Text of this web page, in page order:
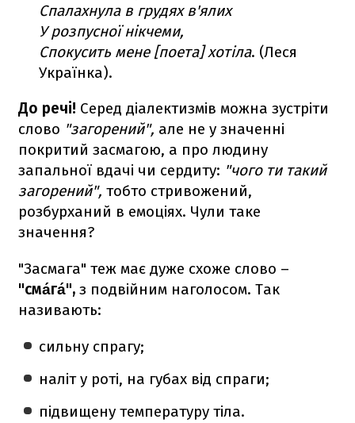
Спалахнула в грудях в'ялих
У розпусної нікчеми,
Спокусить мене [поета] хотіла. (Леся
Українка).
До речі! Серед діалектизмів можна зустріти
слово "загорений", але не у значенні
покритий засмагою, а про людину
запальної вдачі чи сердиту: "чого ти такий
загорений", тобто стривожений,
розбурханий в емоціях. Чули таке
значення?
"Засмага" теж має дуже схоже слово –
"сма́га́", з подвійним наголосом. Так
називають:
сильну спрагу;
наліт у роті, на губах від спраги;
підвищену температуру тіла.